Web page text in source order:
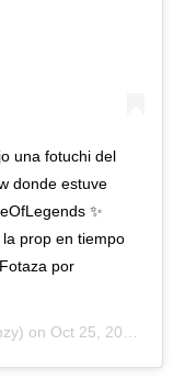
una fotuchi del
donde estuve
✨
prop en tiempo
por
on Oct 25, 2019 at 5:11pm PDT